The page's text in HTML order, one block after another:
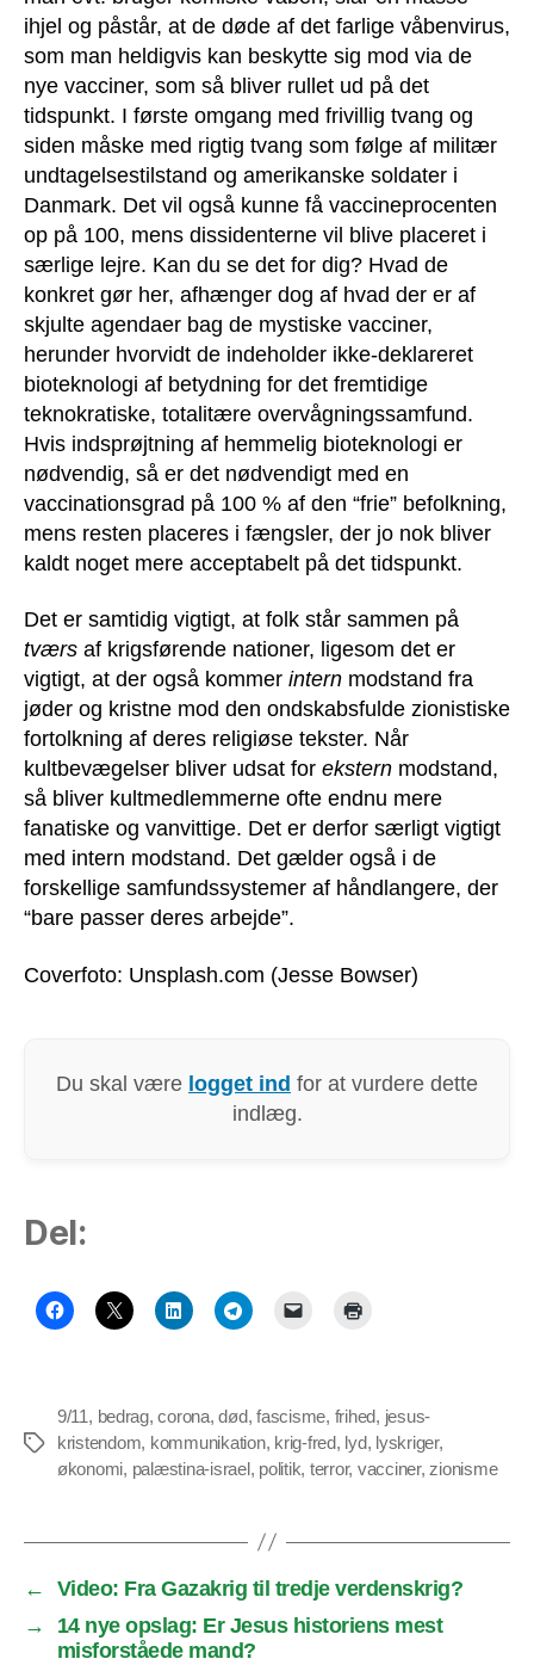
ihjel og påstår, at de døde af det farlige våbenvirus,
som man heldigvis kan beskytte sig mod via de
nye vacciner, som så bliver rullet ud på det
tidspunkt. I første omgang med frivillig tvang og
siden måske med rigtig tvang som følge af militær
undtagelsestilstand og amerikanske soldater i
Danmark. Det vil også kunne få vaccineprocenten
op på 100, mens dissidenterne vil blive placeret i
særlige lejre. Kan du se det for dig? Hvad de
konkret gør her, afhænger dog af hvad der er af
skjulte agendaer bag de mystiske vacciner,
herunder hvorvidt de indeholder ikke-deklareret
bioteknologi af betydning for det fremtidige
teknokratiske, totalitære overvågningssamfund.
Hvis indsprøjtning af hemmelig bioteknologi er
nødvendig, så er det nødvendigt med en
vaccinationsgrad på 100 % af den “frie” befolkning,
mens resten placeres i fængsler, der jo nok bliver
kaldt noget mere acceptabelt på det tidspunkt.
Det er samtidig vigtigt, at folk står sammen på
tværs af krigsførende nationer, ligesom det er
vigtigt, at der også kommer intern modstand fra
jøder og kristne mod den ondskabsfulde zionistiske
fortolkning af deres religiøse tekster. Når
kultbevægelser bliver udsat for ekstern modstand,
så bliver kultmedlemmerne ofte endnu mere
fanatiske og vanvittige. Det er derfor særligt vigtigt
med intern modstand. Det gælder også i de
forskellige samfundssystemer af håndlangere, der
“bare passer deres arbejde”.
Coverfoto: Unsplash.com (Jesse Bowser)
Du skal være logget ind for at vurdere dette
indlæg.
Del:
Tags
9/11, bedrag,corona,død,fascisme, frihed, jesus-
kristendom, kommunikation, krig-fred, lyd, lyskriger,
økonomi, palæstina-israel, politik, terror, vacciner, zionisme
←
Video: Fra Gazakrig til tredje verdenskrig?
→
14 nye opslag: Er Jesus historiens mest
misforståede mand?